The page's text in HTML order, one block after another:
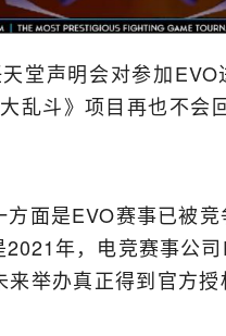
堂声明会对参加EVO
乱斗》项目再也不会
面是EVO赛事已被竞
年，电竞赛事公
举办真正得到官方